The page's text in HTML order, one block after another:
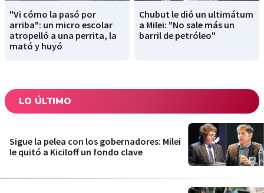
"Vi cómo la pasó por
arriba": un micro escolar
atropelló a una perrita, la
mató y huyó
Chubut le dió un ultimátum
a Milei: "No sale más un
barril de petróleo"
LO ÚLTIMO
Sigue la pelea con los gobernadores: Milei
le quitó a Kiciloff un fondo clave